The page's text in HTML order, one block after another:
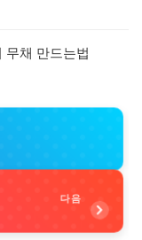
무채 만드는법
다음